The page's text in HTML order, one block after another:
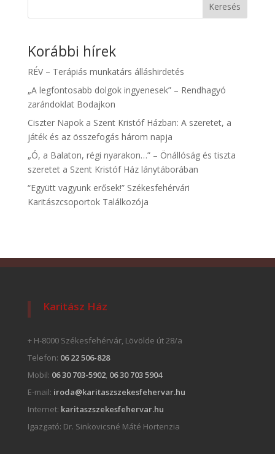
Keresés
Korábbi hírek
RÉV – Terápiás munkatárs álláshirdetés
„A legfontosabb dolgok ingyenesek” – Rendhagyó
zarándoklat Bodajkon
Ciszter Napok a Szent Kristóf Házban: A szeretet, a
játék és az összefogás három napja
„Ó, a Balaton, régi nyarakon…” – Önállóság és tiszta
szeretet a Szent Kristóf Ház lánytáborában
“Együtt vagyunk erősek!” Székesfehérvári
Karitászcsoportok Találkozója
Karitász Ház
+ H-8000 Székesfehérvár, Lövölde út 28/a
Telefon: 06 22 506-828
Mobil: 06 30 703-5902, 06 30 703 5904
E-mail: iroda@karitaszszekesfehervar.hu
Internet: karitaszszekesfehervar.hu
Igazgató: Dr. Sinkovicsné Máté Hortenzia